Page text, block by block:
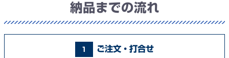
納品までの流れ
1 ご注文・打合せ